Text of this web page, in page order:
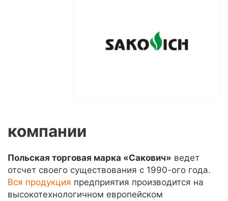
компании
Польская торговая марка «Сакович» ведет
отсчет своего существования с 1990-ого года.
Вся продукция предприятия производится на
высокотехнологичном европейском